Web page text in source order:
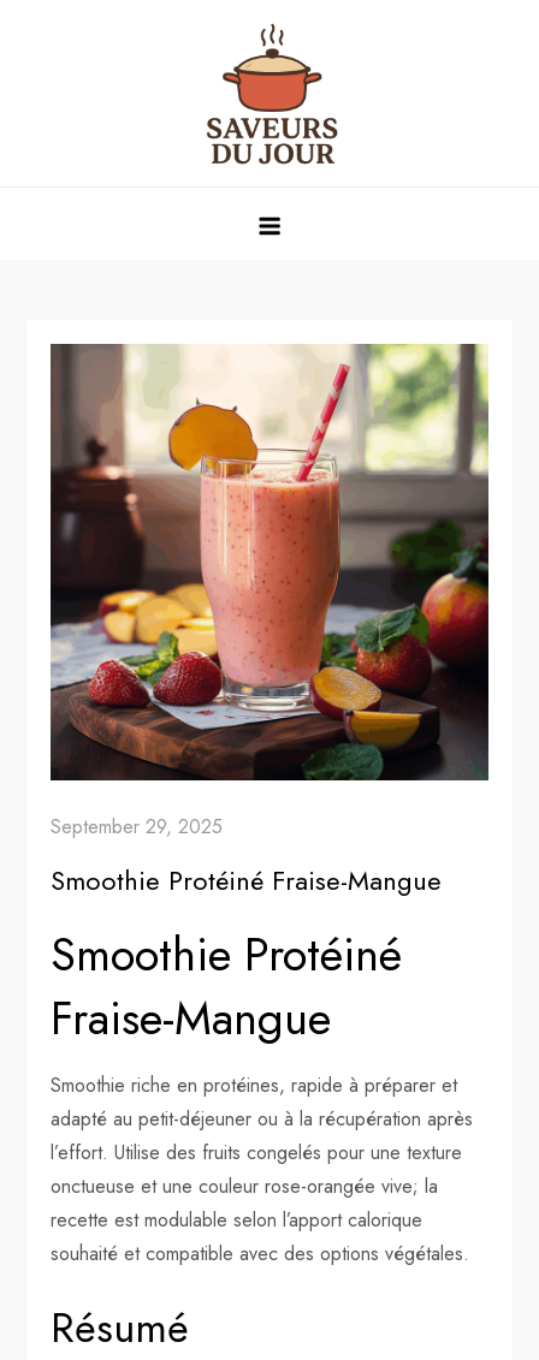
September 29, 2025
Smoothie Protéiné Fraise-Mangue
Smoothie Protéiné
Fraise-Mangue
Smoothie riche en protéines, rapide à préparer et
adapté au petit-déjeuner ou à la récupération après
l’effort. Utilise des fruits congelés pour une texture
onctueuse et une couleur rose-orangée vive; la
recette est modulable selon l’apport calorique
souhaité et compatible avec des options végétales.
Résumé